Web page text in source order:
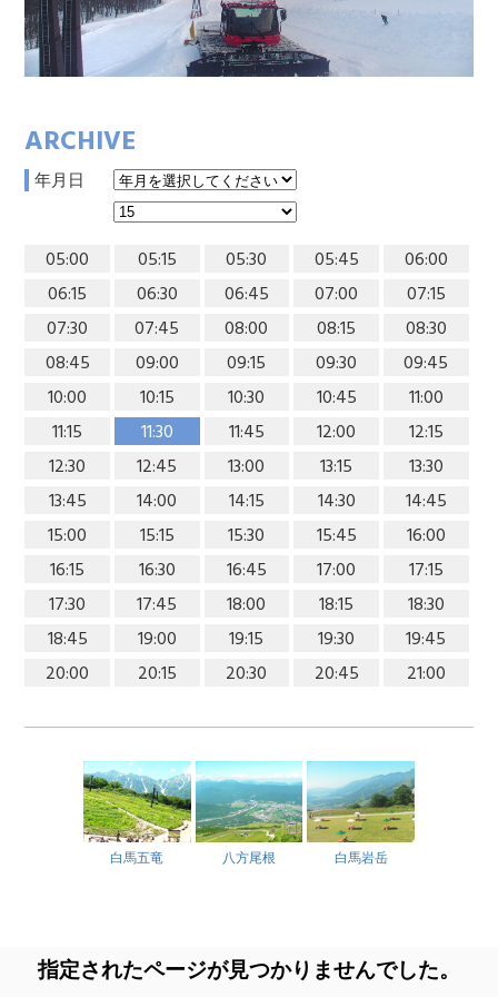
ARCHIVE
年月日
05:00 05:15 05:30 05:45
06:00
06:15
06:30 06:45 07:00
07:15
07:30
07:45 08:00 08:15
08:30
08:45
09:00 09:15 09:30
09:45
10:00
10:15 10:30 10:45
11:00
11:15
11:30 11:45 12:00
12:15
12:30
12:45 13:00 13:15
13:30
13:45
14:00 14:15 14:30
14:45
15:00
15:15 15:30 15:45
16:00
16:15
16:30 16:45 17:00
17:15
17:30
17:45 18:00 18:15
18:30
18:45
19:00 19:15 19:30
19:45
20:00
20:15 20:30 20:45 21:00
白馬五竜 八方尾根 白馬岩岳